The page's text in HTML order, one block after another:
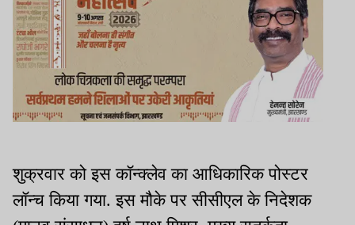
शुक्रवार को इस कॉन्क्लेव का आधिकारिक पोस्टर
लॉन्च किया गया. इस मौके पर सीसीएल के निदेशक